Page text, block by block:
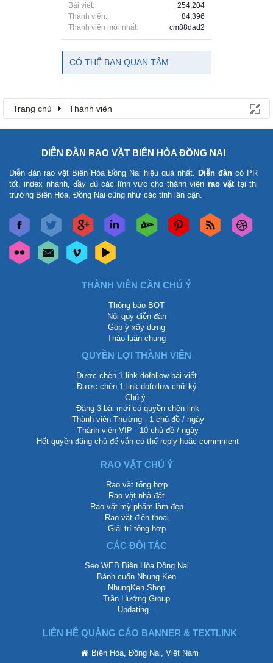
Bài viết:
254,204
Thành viên:
84,396
Thành viên mới nhất:
cm88dad2
CÓ THỂ BẠN QUAN TÂM
Trang chủ Thành viên
DIỄN ĐÀN RAO VẶT BIÊN HÒA ĐỒNG NAI
Diễn đàn rao vặt Biên Hòa Đồng Nai hiệu quả nhất. Diễn đàn có PR
tốt, index nhanh, đầy đủ các lĩnh vực cho thành viên rao vặttại thị
trường Biên Hòa, Đồng Nai cũng như các tỉnh lân cận.
THÀNH VIÊN CẦN CHÚ Ý
Thông báo BQT
Nội quy diễn đàn
Góp ý xây dựng
Thảo luận chung
QUYỀN LỢI THÀNH VIÊN
Được chèn 1 link dofollow bài viết
Được chèn 1 link dofollow chữ ký
Chú ý:
-Đăng 3 bài mới có quyền chèn link
-Thành viên Thường - 1 chủ đề / ngày
-Thành viên VIP - 10 chủ đề / ngày
-Hết quyền đăng chủ để vẫn có thể reply hoặc commment
RAO VẶT CHÚ Ý
Rao vặt tổng hợp
Rao vặt nhà đất
Rao vặt mỹ phẩm làm đẹp
Rao vặt điện thoại
Giải trí tổng hợp
CÁC ĐỐI TÁC
Seo WEB Biên Hòa Đồng Nai
Bánh cuốn Nhung Ken
NhungKen Shop
Trần Hướng Group
Updating...
LIÊN HỆ QUẢNG CÁO BANNER & TEXTLINK
Biên Hòa, Đồng Nai, Việt Nam